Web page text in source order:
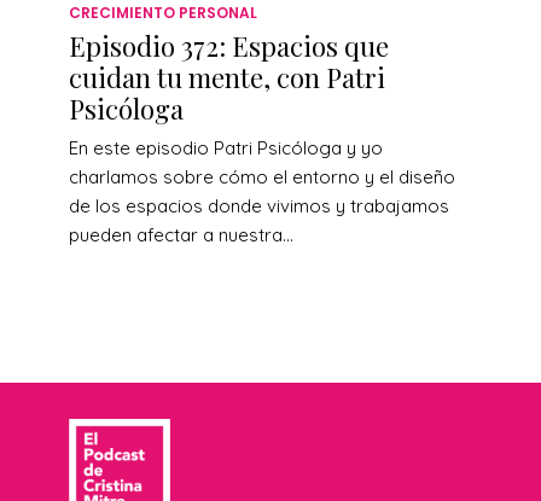
CRECIMIENTO PERSONAL
Episodio 372: Espacios que
cuidan tu mente, con Patri
Psicóloga
En este episodio Patri Psicóloga y yo
charlamos sobre cómo el entorno y el diseño
de los espacios donde vivimos y trabajamos
pueden afectar a nuestra...